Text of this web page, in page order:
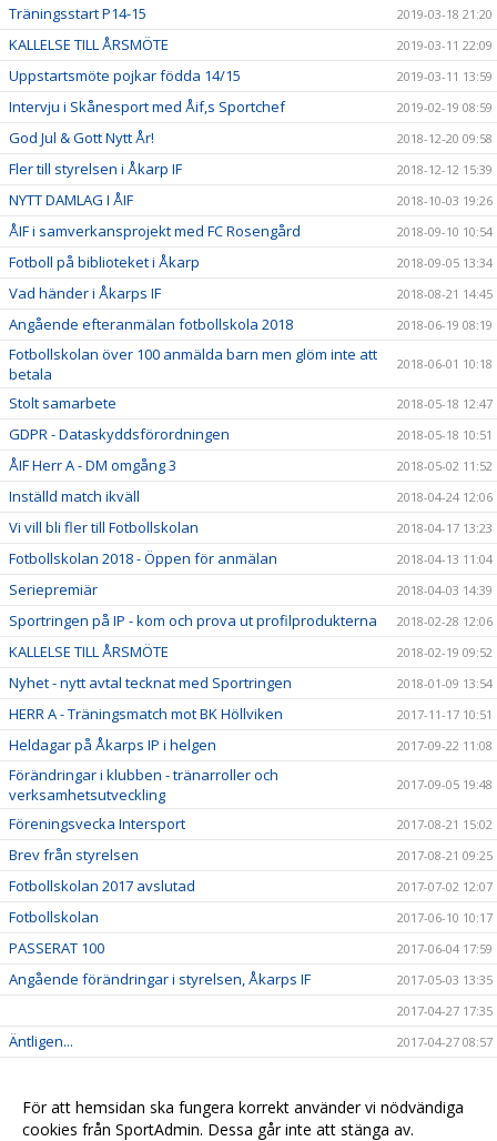
Träningsstart P14-15 2019-03-18 21:20
KALLELSE TILL ÅRSMÖTE 2019-03-11 22:09
Uppstartsmöte pojkar födda 14/15 2019-03-11 13:59
Intervju i Skånesport med Åif,s Sportchef 2019-02-19 08:59
God Jul & Gott Nytt År! 2018-12-20 09:58
Fler till styrelsen i Åkarp IF 2018-12-12 15:39
NYTT DAMLAG I ÅIF 2018-10-03 19:26
ÅIF i samverkansprojekt med FC Rosengård 2018-09-10 10:54
Fotboll på biblioteket i Åkarp 2018-09-05 13:34
Vad händer i Åkarps IF 2018-08-21 14:45
Angående efteranmälan fotbollskola 2018 2018-06-19 08:19
Fotbollskolan över 100 anmälda barn men glöm inte att
betala
2018-06-01 10:18
Stolt samarbete 2018-05-18 12:47
GDPR - Dataskyddsförordningen 2018-05-18 10:51
ÅIF Herr A - DM omgång 3 2018-05-02 11:52
Inställd match ikväll 2018-04-24 12:06
Vi vill bli fler till Fotbollskolan 2018-04-17 13:23
Fotbollskolan 2018 - Öppen för anmälan 2018-04-13 11:04
Seriepremiär 2018-04-03 14:39
Sportringen på IP - kom och prova ut profilprodukterna 2018-02-28 12:06
KALLELSE TILL ÅRSMÖTE 2018-02-19 09:52
Nyhet - nytt avtal tecknat med Sportringen 2018-01-09 13:54
HERR A - Träningsmatch mot BK Höllviken 2017-11-17 10:51
Heldagar på Åkarps IP i helgen 2017-09-22 11:08
Förändringar i klubben - tränarroller och
verksamhetsutveckling
2017-09-05 19:48
Föreningsvecka Intersport 2017-08-21 15:02
Brev från styrelsen 2017-08-21 09:25
Fotbollskolan 2017 avslutad 2017-07-02 12:07
Fotbollskolan 2017-06-10 10:17
PASSERAT 100 2017-06-04 17:59
Angående förändringar i styrelsen, Åkarps IF
2017-05-03 13:35
2017-04-27 17:35
Äntligen... 2017-04-27 08:57
Nyheter i profilsortimentet 2017-02-03 08:10
Utbildning genomförd 2016-12-12 20:40
För att hemsidan ska fungera korrekt använder vi nödvändiga
cookies från SportAdmin. Dessa går inte att stänga av.